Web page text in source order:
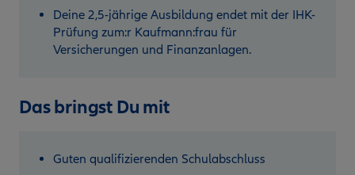
Deine 2,5-jährige Ausbildung endet mit der IHK-
Prüfung zum:r Kaufmann:frau für
Versicherungen und Finanzanlagen.
Das bringst Du mit
Guten qualifizierenden Schulabschluss